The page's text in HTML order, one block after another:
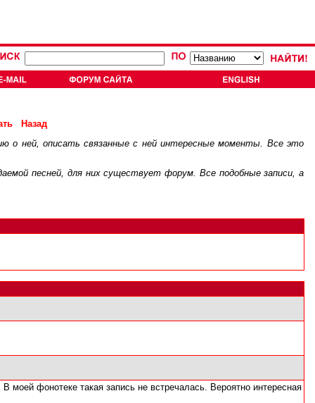
Назад
о ней, описать связанные с ней интересные моменты. Все это
песней, для них существует форум. Все подобные записи, а
моей фонотеке такая запись не встречалась. Вероятно интересная